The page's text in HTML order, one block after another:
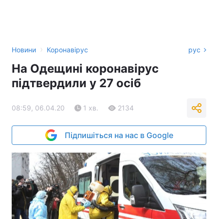
Новини › Коронавірус рус
На Одещині коронавірус
підтвердили у 27 осіб
08:59, 06.04.20 1 хв. 2134
Підпишіться на нас в Google